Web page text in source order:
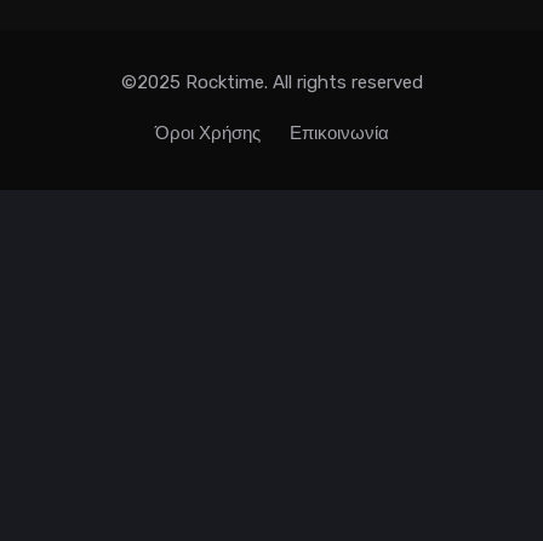
©2025 Rocktime. All rights reserved
Όροι Χρήσης Επικοινωνία